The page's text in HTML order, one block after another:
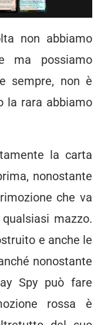
non abbiamo
ma possiamo
sempre, non è
la rara abbiamo
la carta
nonostante
che va
mazzo.
e anche le
nonostante
Spy può fare
rossa è